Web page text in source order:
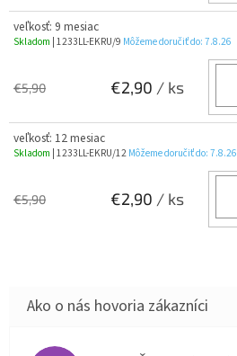
veľkosť: 9 mesiac
Skladom | 1233LL-EKRU/9 Môžeme doručiť do: 7.8.26
€5,90 €2,90 / ks
veľkosť: 12 mesiac
Skladom | 1233LL-EKRU/12 Môžeme doručiť do: 7.8.26
€5,90 €2,90 / ks